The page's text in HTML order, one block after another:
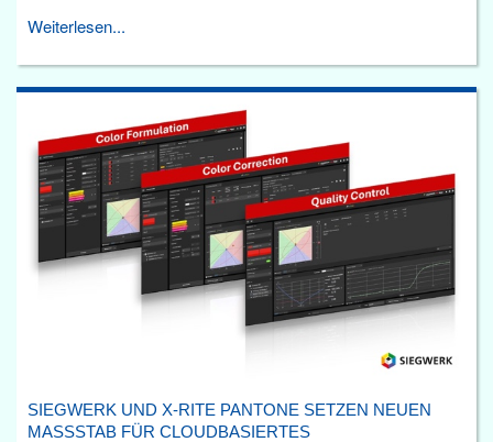
Weiterlesen...
SIEGWERK UND X-RITE PANTONE SETZEN NEUEN
MASSSTAB FÜR CLOUDBASIERTES F